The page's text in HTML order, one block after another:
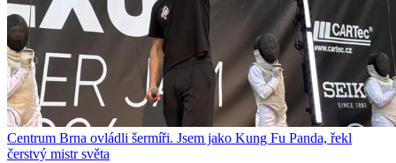
Centrum Brna ovládli šermíři. Jsem jako Kung Fu Panda, řekl
čerstvý mistr světa